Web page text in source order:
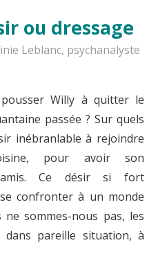
ou dressage
Leblanc, psychanalyste
Willy à quitter le
passée ? Sur quels
inébranlable à rejoindre
pour avoir son
Ce désir si fort
se confronter à un monde
ne sommes-nous pas, les
pareille situation, à